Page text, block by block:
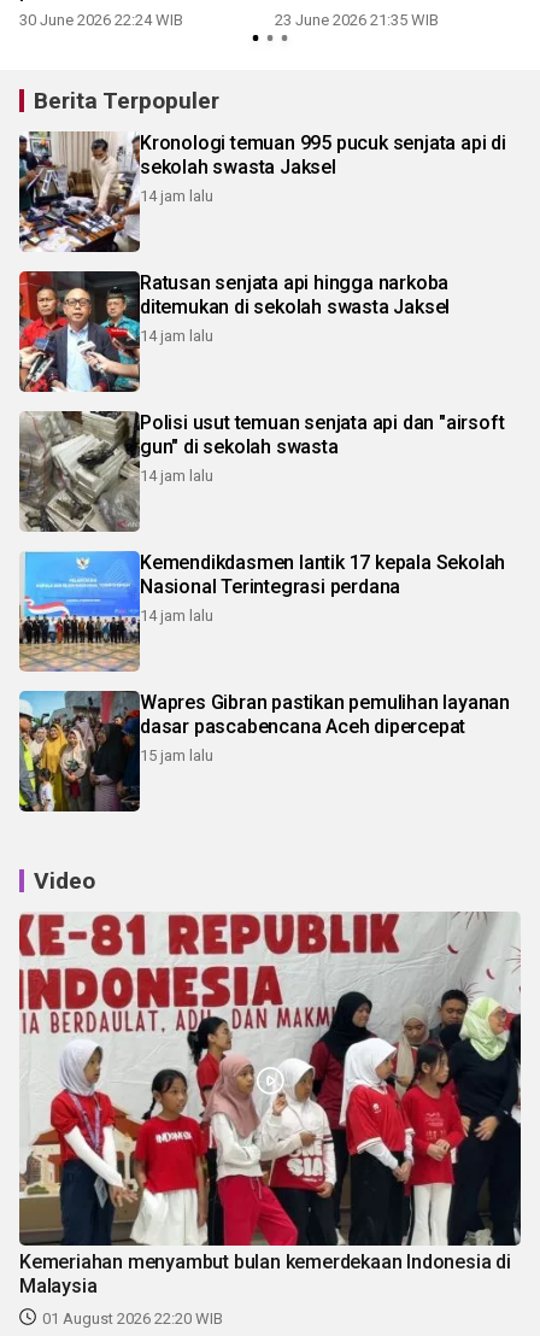
Eropa
30 June 2026 22:24 WIB 23 June 2026 21:35 WIB
Berita Terpopuler
Kronologi temuan 995 pucuk senjata api di
sekolah swasta Jaksel
14 jam lalu
Ratusan senjata api hingga narkoba
ditemukan di sekolah swasta Jaksel
14 jam lalu
Polisi usut temuan senjata api dan "airsoft
gun" di sekolah swasta
14 jam lalu
Kemendikdasmen lantik 17 kepala Sekolah
Nasional Terintegrasi perdana
14 jam lalu
Wapres Gibran pastikan pemulihan layanan
dasar pascabencana Aceh dipercepat
15 jam lalu
Video
Kemeriahan menyambut bulan kemerdekaan Indonesia di
Malaysia
01 August 2026 22:20 WIB